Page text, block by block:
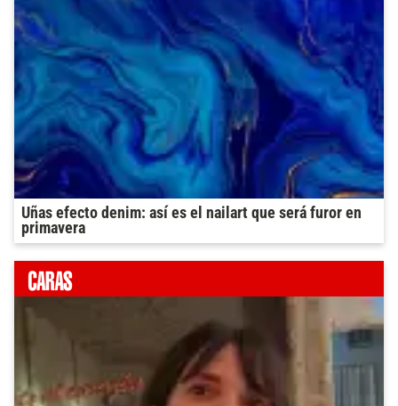
Uñas efecto denim: así es el nailart que será furor en
primavera